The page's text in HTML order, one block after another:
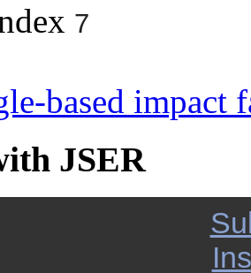
7
based impact
JSER